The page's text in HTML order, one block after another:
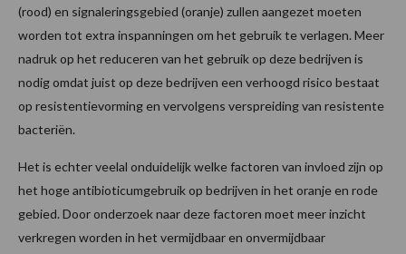
(rood) en signaleringsgebied (oranje) zullen aangezet moeten
worden tot extra inspanningen om het gebruik te verlagen. Meer
nadruk op het reduceren van het gebruik op deze bedrijven is
nodig omdat juist op deze bedrijven een verhoogd risico bestaat
op resistentievorming en vervolgens verspreiding van resistente
bacteriën.
Het is echter veelal onduidelijk welke factoren van invloed zijn op
het hoge antibioticumgebruik op bedrijven in het oranje en rode
gebied. Door onderzoek naar deze factoren moet meer inzicht
verkregen worden in het vermijdbaar en onvermijdbaar